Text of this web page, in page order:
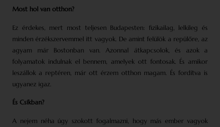
Most hol van otthon?
Ez érdekes, mert most teljesen Budapesten: fizikailag, lelkileg és
minden érzékszervemmel itt vagyok. De amint felülök a repülőre, az
agyam már Bostonban van. Azonnal átkapcsolok, és azok a
folyamatok indulnak el bennem, amelyek ott fontosak. És amikor
leszállok a reptéren, már ott érzem otthon magam. És fordítva is
ugyanez igaz.
És Csíkban?
A nejem néha úgy szokott fogalmazni, hogy más ember vagyok